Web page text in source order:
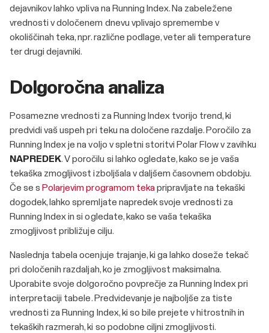
dejavnikov lahko vpliva na Running Index. Na zabeležene
vrednosti v določenem dnevu vplivajo spremembe v
okoliščinah teka, npr. različne podlage, veter ali temperature
ter drugi dejavniki.
Dolgoročna analiza
Posamezne vrednosti za Running Index tvorijo trend, ki
predvidi vaš uspeh pri teku na določene razdalje. Poročilo za
Running Index je na voljo v spletni storitvi Polar Flow v zavihku
NAPREDEK. V poročilu si lahko ogledate, kako se je vaša
tekaška zmogljivost izboljšala v daljšem časovnem obdobju.
Če se s Polarjevim programom tekapripravljate na tekaški
dogodek, lahko spremljate napredek svoje vrednosti za
Running Index in si ogledate, kako se vaša tekaška
zmogljivost približuje cilju.
Naslednja tabela ocenjuje trajanje, ki ga lahko doseže tekač
pri določenih razdaljah, ko je zmogljivost maksimalna.
Uporabite svoje dolgoročno povprečje za Running Index pri
interpretaciji tabele. Predvidevanje je najboljše za tiste
vrednosti za Running Index, ki so bile prejete v hitrostnih in
tekaških razmerah, ki so podobne ciljni zmogljivosti.